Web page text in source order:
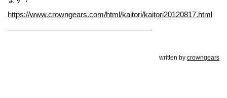
https://www.crowngears.com/html/kaitori/kaitori20120817.html
———————————————————
written by crowngears